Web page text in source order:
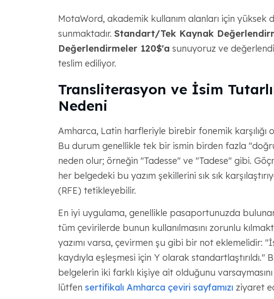
MotaWord, akademik kullanım alanları için yüksek
sunmaktadır. Standart/Tek Kaynak
Değerlendirmeler 120$'a sunuyoruz ve
teslim ediliyor.
Transliterasyon ve İsim
Nedeni
Amharca, Latin harfleriyle birebir fonemik karşılığı
Bu durum genellikle tek bir ismin birden fazla
neden olur; örneğin "Tadesse" ve "Tadese" gibi.
her belgedeki bu yazım şekillerini sık sık
(RFE) tetikleyebilir.
En iyi uygulama, genellikle pasaportunuzda
tüm çevirilerde bunun kullanılmasını zorunlu
yazımı varsa, çevirmen şu gibi bir not eklemelidir:
kaydıyla eşleşmesi için Y olarak
belgelerin iki farklı kişiye ait olduğunu
lütfen sertifikalı Amharca çeviri sayfamızı ziyaret